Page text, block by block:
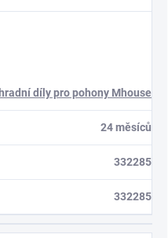
díly pro pohony Mhouse
24 měsíců
332285
332285